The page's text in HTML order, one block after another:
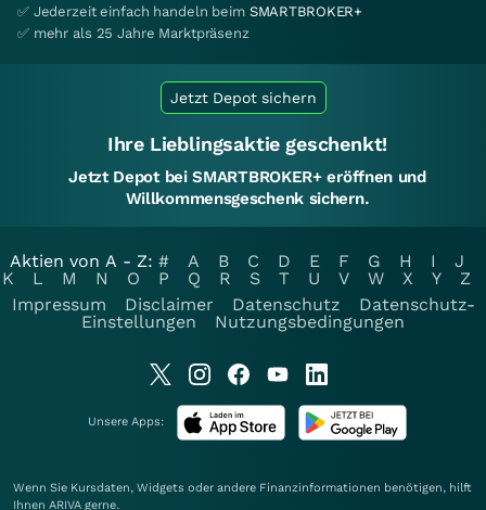
✅ Jederzeit einfach handeln beim SMARTBROKER+
✅ mehr als 25 Jahre Marktpräsenz
Jetzt Depot sichern
Ihre Lieblingsaktie geschenkt!
Jetzt Depot bei SMARTBROKER+ eröffnen und
Willkommensgeschenk sichern.
Aktien von A - Z: # A B C D E F G H I
J
K
L M N O P Q R S T U V W X Y
Z
Impressum
Disclaimer Datenschutz
Datenschutz-
Einstellungen
Nutzungsbedingungen
Unsere Apps:
Wenn Sie Kursdaten, Widgets oder andere Finanzinformationen benötigen, hilft
Ihnen ARIVA gerne.